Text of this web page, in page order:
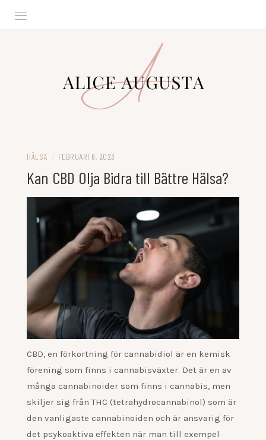
HÄLSA / FEBRUARI 6, 2023
Kan CBD Olja Bidra till Bättre Hälsa?
CBD, en förkortning för cannabidiol är en kemisk
förening som finns i cannabisväxter. Det är en av
många cannabinoider som finns i cannabis, men
skiljer sig från THC (tetrahydrocannabinol) som är
den vanligaste cannabinoiden och är ansvarig för
det psykoaktiva effekten när man till exempel